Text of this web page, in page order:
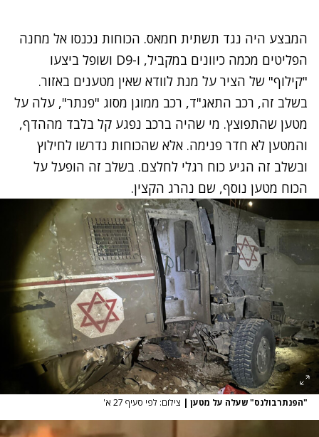
המבצע היה נגד תשתית חמאס. הכוחות נכנסו אל מחנה
הפליטים מכמה כיוונים במקביל, ו-D9 ושופל ביצעו
"קילוף" של הציר על מנת לוודא שאין מטענים באזור.
נסה שוב
בשלב זה, רכב התאג"ד, רכב ממוגן מסוג "פנתר", עלה על
מטען שהתפוצץ. מי שהיה ברכב נפגע קל בלבד מההדף,
והמטען לא חדר פנימה. אלא שהכוחות נדרשו לחילוץ
ובשלב זה הגיע כוח רגלי לחלצם. בשלב זה הופעל על
הכוח מטען נוסף, שם נהרג הקצין.
"הפנתרבולנס" שעלה על מטען | צילום: לפי סעיף 27 א'